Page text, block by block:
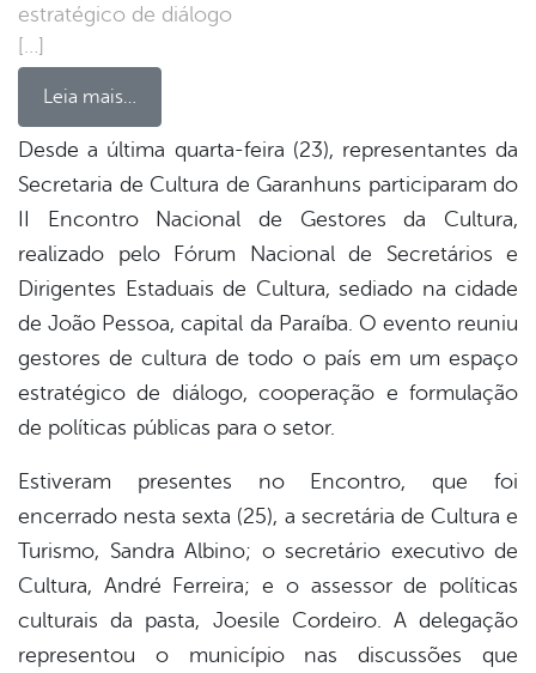
estratégico de diálogo
[…]
Leia mais…
Desde a última quarta-feira (23), representantes da
Secretaria de Cultura de Garanhuns participaram do
II Encontro Nacional de Gestores da Cultura,
realizado pelo Fórum Nacional de Secretários e
Dirigentes Estaduais de Cultura, sediado na cidade
de João Pessoa, capital da Paraíba. O evento reuniu
gestores de cultura de todo o país em um espaço
estratégico de diálogo, cooperação e formulação
de políticas públicas para o setor.
Estiveram presentes no Encontro, que foi
encerrado nesta sexta (25), a secretária de Cultura e
Turismo, Sandra Albino; o secretário executivo de
Cultura, André Ferreira; e o assessor de políticas
culturais da pasta, Joesile Cordeiro. A delegação
representou o município nas discussões que